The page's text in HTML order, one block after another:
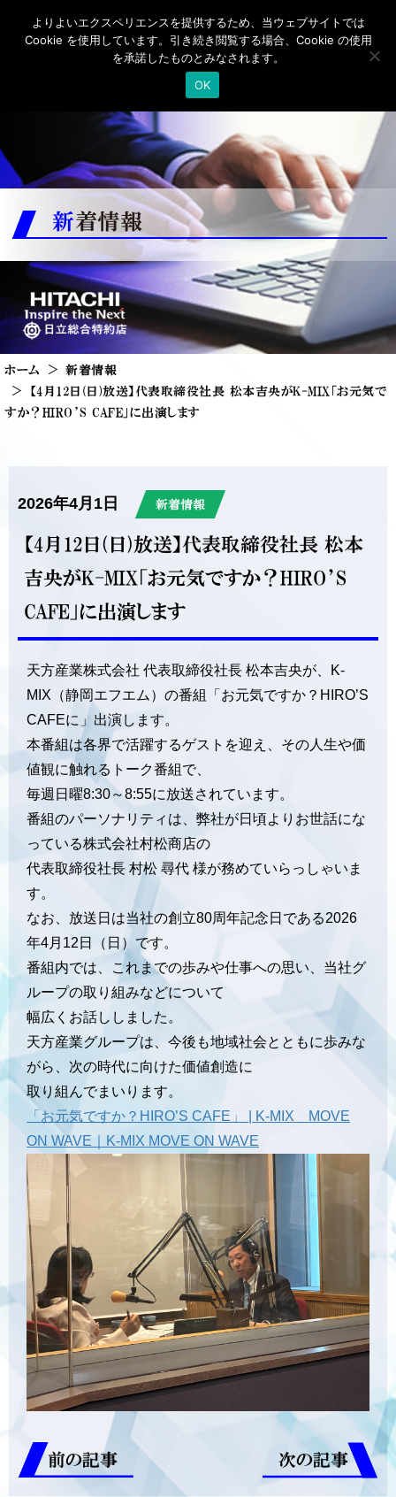
新着情報
ホーム
新着情報
【4月12日(日)放送】代表取締役社長 松本吉央がK-MIX「お元気で
すか？HIRO’S CAFE」に出演します
2026年4月1日 新着情報
【4月12日(日)放送】代表取締役社長 松本
吉央がK-MIX「お元気ですか？HIRO’S
CAFE」に出演します
天方産業株式会社 代表取締役社長 松本吉央が、K-
MIX（静岡エフエム）の番組「お元気ですか？HIRO’S
CAFEに」出演します。
本番組は各界で活躍するゲストを迎え、その人生や価
値観に触れるトーク番組で、
毎週日曜8:30～8:55に放送されています。
番組のパーソナリティは、弊社が日頃よりお世話にな
っている株式会社村松商店の
代表取締役社長 村松 尋代 様が務めていらっしゃいま
す。
なお、放送日は当社の創立80周年記念日である2026
年4月12日（日）です。
番組内では、これまでの歩みや仕事への思い、当社グ
ループの取り組みなどについて
幅広くお話ししました。
天方産業グループは、今後も地域社会とともに歩みな
がら、次の時代に向けた価値創造に
取り組んでまいります。
「お元気ですか？HIRO’S CAFE」 | K-MIX MOVE
ON WAVE｜K-MIX MOVE ON WAVE
前の記事 次の記事
よりよいエクスペリエンスを提供するため、当ウェブサイトでは
Cookie を使用しています。引き続き閲覧する場合、Cookie の使用
を承諾したものとみなされます。
OK